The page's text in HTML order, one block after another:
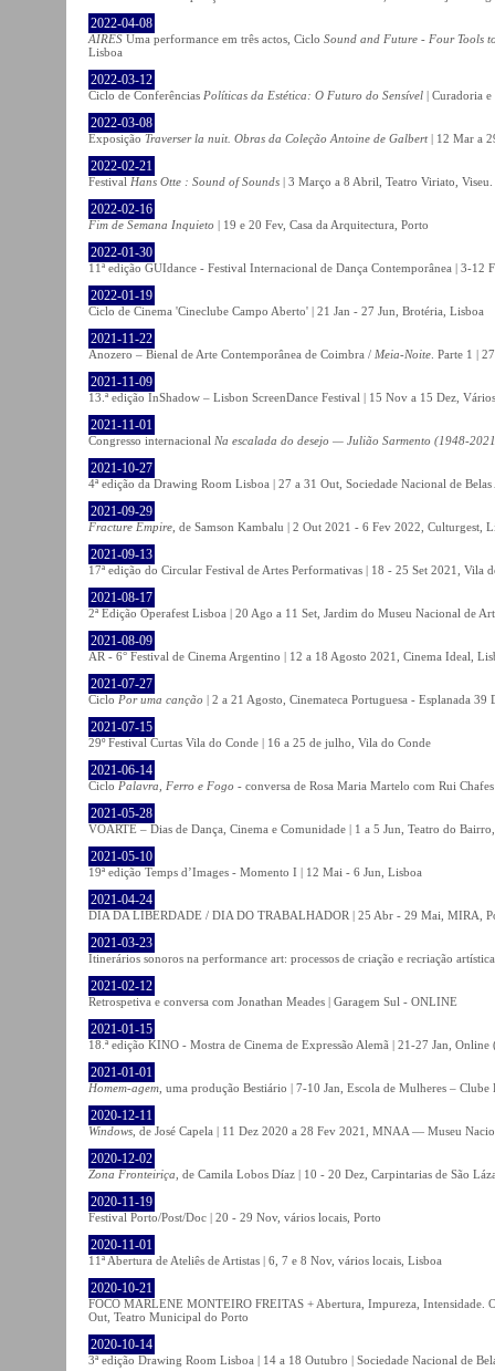
2022-04-08
AIRES Uma performance em três actos, Ciclo Sound and Future - Four Tools
Lisboa
2022-03-12
Ciclo de Conferências Políticas da Estética: O Futuro do Sensível | Curadoria
2022-03-08
Exposição Traverser la nuit. Obras da Coleção Antoine de Galbert | 12 Mar a
2022-02-21
Festival Hans Otte : Sound of Sounds | 3 Março a 8 Abril, Teatro Viriato, Viseu.
2022-02-16
Fim de Semana Inquieto | 19 e 20 Fev, Casa da Arquitectura, Porto
2022-01-30
11ª edição GUIdance - Festival Internacional de Dança Contemporânea | 3-12
2022-01-19
Ciclo de Cinema 'Cineclube Campo Aberto' | 21 Jan - 27 Jun, Brotéria, Lisboa
2021-11-22
Anozero – Bienal de Arte Contemporânea de Coimbra / Meia-Noite . Parte 1 |
2021-11-09
13.ª edição InShadow – Lisbon ScreenDance Festival | 15 Nov a 15 Dez,
2021-11-01
Congresso internacional Na escalada do desejo — Julião Sarmento (1948-
2021-10-27
4ª edição da Drawing Room Lisboa | 27 a 31 Out, Sociedade Nacional de
2021-09-29
Fracture Empire , de Samson Kambalu | 2 Out 2021 - 6 Fev 2022, Culturgest,
2021-09-13
17ª edição do Circular Festival de Artes Performativas | 18 - 25 Set 2021, Vila
2021-08-17
2ª Edição Operafest Lisboa | 20 Ago a 11 Set, Jardim do Museu Nacional de
2021-08-09
AR - 6° Festival de Cinema Argentino | 12 a 18 Agosto 2021, Cinema Ideal,
2021-07-27
Ciclo Por uma canção | 2 a 21 Agosto, Cinemateca Portuguesa - Esplanada 39
2021-07-15
29º Festival Curtas Vila do Conde | 16 a 25 de julho, Vila do Conde
2021-06-14
Ciclo Palavra, Ferro e Fogo - conversa de Rosa Maria Martelo com Rui
2021-05-28
VOARTE – Dias de Dança, Cinema e Comunidade | 1 a 5 Jun, Teatro do
2021-05-10
19ª edição Temps d’Images - Momento I | 12 Mai - 6 Jun, Lisboa
2021-04-24
DIA DA LIBERDADE / DIA DO TRABALHADOR | 25 Abr - 29 Mai, MIRA,
2021-03-23
Itinerários sonoros na performance art: processos de criação e recriação
2021-02-12
Retrospetiva e conversa com Jonathan Meades | Garagem Sul - ONLINE
2021-01-15
18.ª edição KINO - Mostra de Cinema de Expressão Alemã | 21-27 Jan,
2021-01-01
Homem-agem , uma produção Bestiário | 7-10 Jan, Escola de Mulheres – Clube
2020-12-11
Windows , de José Capela | 11 Dez 2020 a 28 Fev 2021, MNAA — Museu
2020-12-02
Zona Fronteiriça , de Camila Lobos Díaz | 10 - 20 Dez, Carpintarias de São
2020-11-19
Festival Porto/Post/Doc | 20 - 29 Nov, vários locais, Porto
2020-11-01
11ª Abertura de Ateliês de Artistas | 6, 7 e 8 Nov, vários locais, Lisboa
2020-10-21
FOCO MARLENE MONTEIRO FREITAS + Abertura, Impureza, Intensidade.
Out, Teatro Municipal do Porto
2020-10-14
3ª edição Drawing Room Lisboa | 14 a 18 Outubro | Sociedade Nacional de